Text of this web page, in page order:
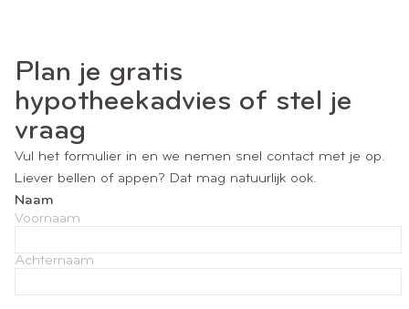
Plan je gratis
hypotheekadvies of stel je
vraag
Vul het formulier in en we nemen snel contact met je op.
Liever bellen of appen? Dat mag natuurlijk ook.
Naam
Voornaam
Achternaam